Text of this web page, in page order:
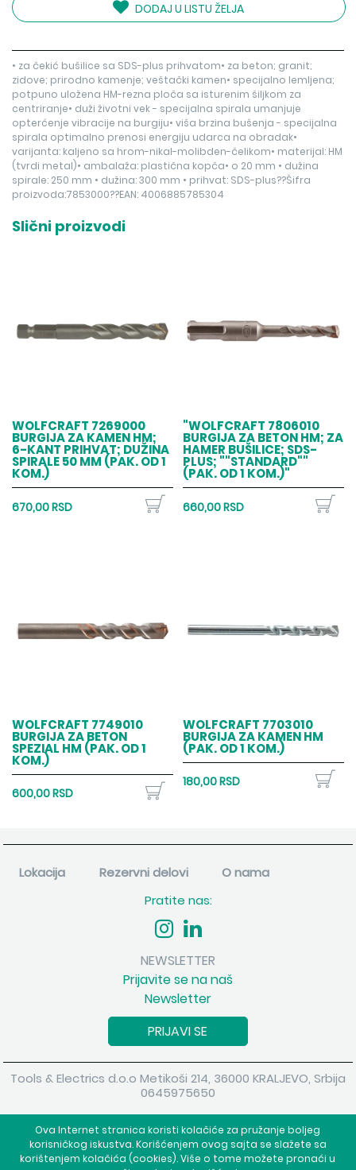
Ova Internet stranica koristi kolačiće za pružanje boljeg
korisničkog iskustva. Korišćenjem ovog sajta se slažete sa
korištenjem kolačića (cookies). Više o tome možete pronaći u
DODAJ U LISTU ŽELJA
• za čekić bušilice sa SDS-plus prihvatom• za beton; granit;
zidove; prirodno kamenje; veštački kamen• specijalno lemljena;
potpuno uložena HM-rezna ploča sa isturenim šiljkom za
centriranje• duži životni vek - specijalna spirala umanjuje
opterćenje vibracije na burgiju• viša brzina bušenja - specijalna
spirala optimalno prenosi energiju udarca na obradak•
varijanta: kaljeno sa hrom-nikal-molibden-čelikom• materijal: HM
(tvrdi metal)• ambalaža: plastična kopča• o 20 mm • dužina
spirale: 250 mm • dužina: 300 mm • prihvat: SDS-plus??Šifra
proizvoda:7853000??EAN: 4006885785304
Slični proizvodi
WOLFCRAFT 7269000
BURGIJA ZA KAMEN HM;
6-KANT PRIHVAT; DUŽINA
SPIRALE 50 MM (PAK. OD 1
KOM.)
670,00 RSD
"WOLFCRAFT 7806010
BURGIJA ZA BETON HM; ZA
HAMER BUŠILICE; SDS-
PLUS; ""STANDARD""
(PAK. OD 1 KOM.)"
660,00 RSD
WOLFCRAFT 7749010
BURGIJA ZA BETON
SPEZIAL HM (PAK. OD 1
KOM.)
600,00 RSD
WOLFCRAFT 7703010
BURGIJA ZA KAMEN HM
(PAK. OD 1 KOM.)
180,00 RSD
Lokacija Rezervni delovi
O nama
Pratite nas:
NEWSLETTER
Prijavite se na naš
Newsletter
PRIJAVI SE
Tools & Electrics d.o.o Metikoši 214, 36000 KRALJEVO, Srbija
0645975650
Powered byshopen.com